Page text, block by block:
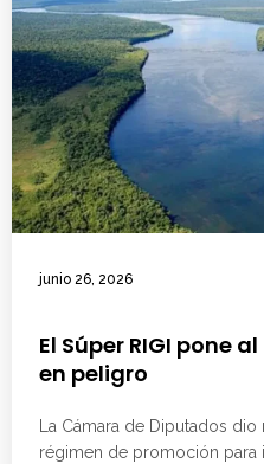
junio 26, 2026
El Súper RIGI pone
en peligro
La Cámara de Diputados
régimen de promoción para